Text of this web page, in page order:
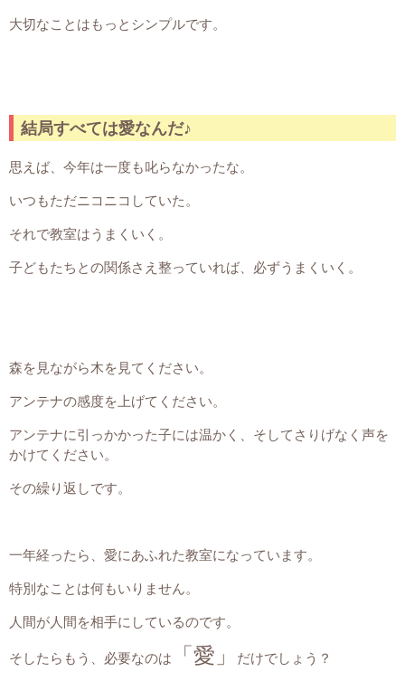
大切なことはもっとシンプルです。
結局すべては愛なんだ♪
思えば、今年は一度も叱らなかったな。
いつもただニコニコしていた。
それで教室はうまくいく。
子どもたちとの関係さえ整っていれば、必ずうまくいく。
森を見ながら木を見てください。
アンテナの感度を上げてください。
アンテナに引っかかった子には温かく、そしてさりげなく声を
かけてください。
その繰り返しです。
一年経ったら、愛にあふれた教室になっています。
特別なことは何もいりません。
人間が人間を相手にしているのです。
そしたらもう、必要なのは 「愛」 だけでしょう？